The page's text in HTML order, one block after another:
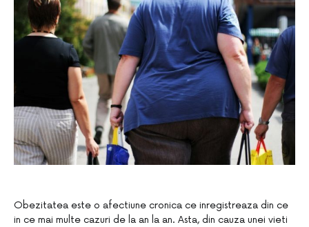
Obezitatea este o afectiune cronica ce inregistreaza din ce
in ce mai multe cazuri de la an la an. Asta, din cauza unei vieti